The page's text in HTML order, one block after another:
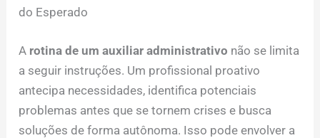
do Esperado
A rotina de um auxiliar administrativo não se limita
a seguir instruções. Um profissional proativo
antecipa necessidades, identifica potenciais
problemas antes que se tornem crises e busca
soluções de forma autônoma. Isso pode envolver a